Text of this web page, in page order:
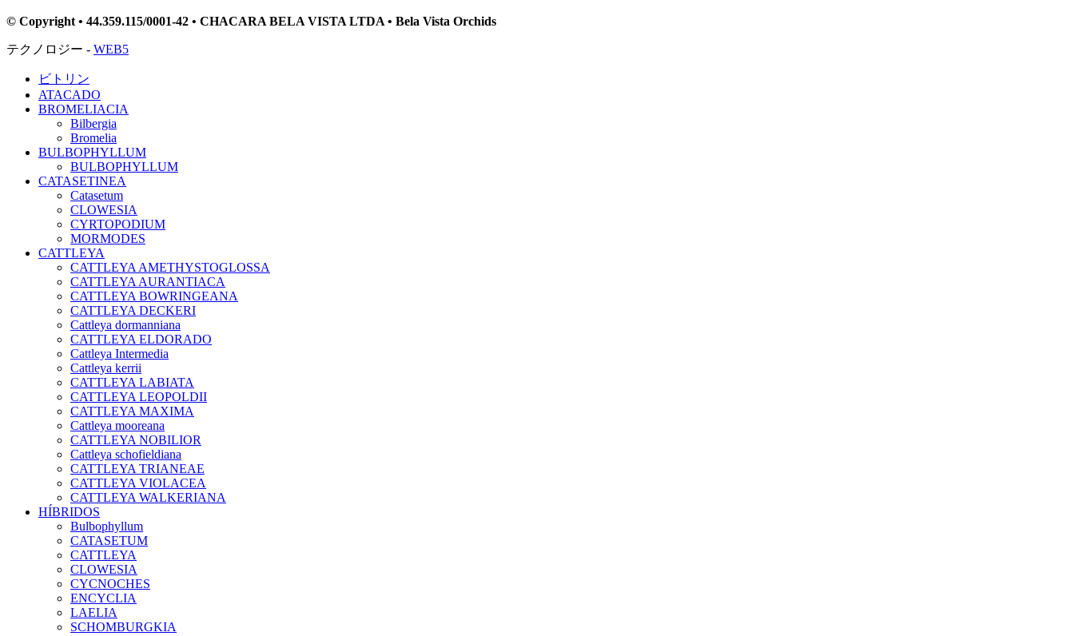
© Copyright • 44.359.115/0001-42 • CHACARA BELA VISTA LTDA • Bela Vista Orchids
テクノロジー - WEB5
ビトリン
ATACADO
BROMELIACIA
Bilbergia
Bromelia
BULBOPHYLLUM
BULBOPHYLLUM
CATASETINEA
Catasetum
CLOWESIA
CYRTOPODIUM
MORMODES
CATTLEYA
CATTLEYA AMETHYSTOGLOSSA
CATTLEYA AURANTIACA
CATTLEYA BOWRINGEANA
CATTLEYA DECKERI
Cattleya dormanniana
CATTLEYA ELDORADO
Cattleya Intermedia
Cattleya kerrii
CATTLEYA LABIATA
CATTLEYA LEOPOLDII
CATTLEYA MAXIMA
Cattleya mooreana
CATTLEYA NOBILIOR
Cattleya schofieldiana
CATTLEYA TRIANEAE
CATTLEYA VIOLACEA
CATTLEYA WALKERIANA
HÍBRIDOS
Bulbophyllum
CATASETUM
CATTLEYA
CLOWESIA
CYCNOCHES
ENCYCLIA
LAELIA
SCHOMBURGKIA